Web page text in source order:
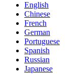
English
Chinese
French
German
Portuguese
Spanish
Russian
Japanese